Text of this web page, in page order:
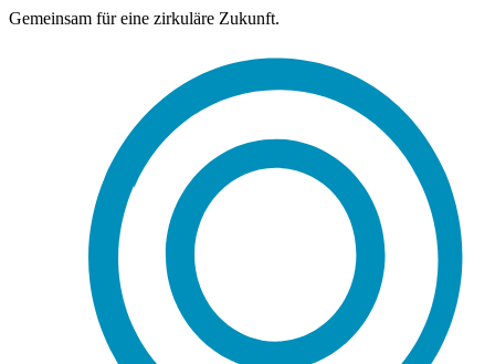
Gemeinsam für eine zirkuläre Zukunft.